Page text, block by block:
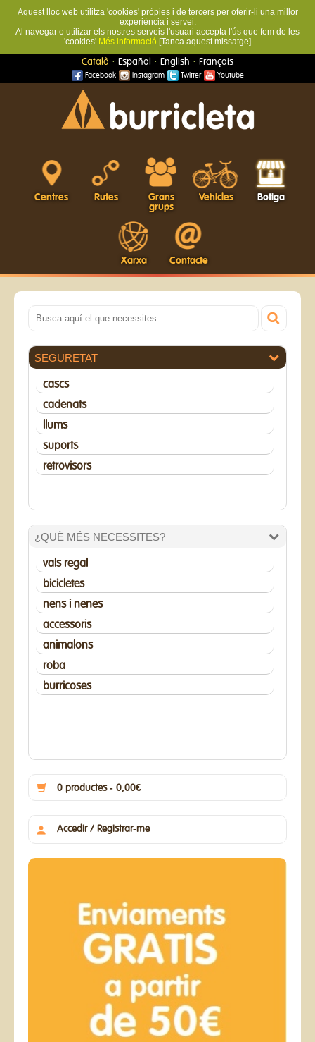
Aquest lloc web utilitza 'cookies' pròpies i de tercers per oferir-li una millor
experiència i servei.
Al navegar o utilizar els nostres serveis l'usuari accepta l'ús que fem de les
'cookies'.Més informació [Tanca aquest missatge]
Català · Español · English · Français
Facebook Instagram Twitter Youtube
Centres Rutes
Grans
grups
Vehicles Botiga
Xarxa Contacte
SEGURETAT
cascs
cadenats
llums
suports
retrovisors
¿QUÈ MÉS NECESSITES?
vals regal
bicicletes
nens i nenes
accessoris
animalons
roba
burricoses
0 productes - 0,00€
Accedir / Registrar-me